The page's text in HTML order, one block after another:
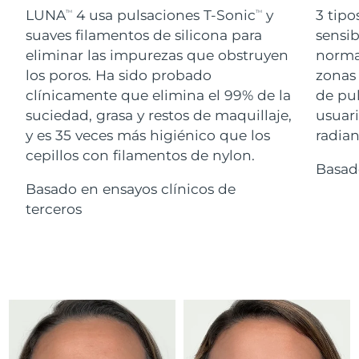
LUNATM 4 usa pulsaciones T-SonicTM
y
suaves filamentos de silicona para
eliminar las impurezas que obstruyen
los poros. Ha sido probado
clínicamente que elimina el 99% de la
suciedad, grasa y restos de maquillaje,
y es 35 veces más higiénico que los
cepillos con filamentos de nylon.
Basado en ensayos clínicos de
terceros
3
de
For healthy hair
18% PAP
Cosméticos Hombres
Comprar todo
FOREO APP
Israel Entrega prevista14/08/2026
Italia Entrega prevista10/08/2026
Japón Entrega prevista13/08/2026
Jersey Entrega prevista 15/08/2026
12/08/2026
Kuwait
Lituania Entrega prevista10/08/2026